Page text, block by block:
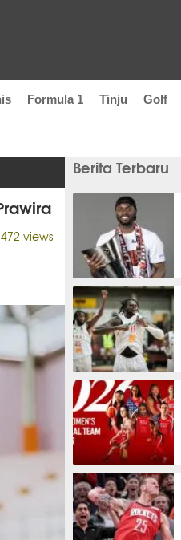
Formula 1 Tinju Golf
views
Berita Terbaru
43 menit 57 detik lalu
1 jam 43 menit lalu
2 jam 6 menit lalu